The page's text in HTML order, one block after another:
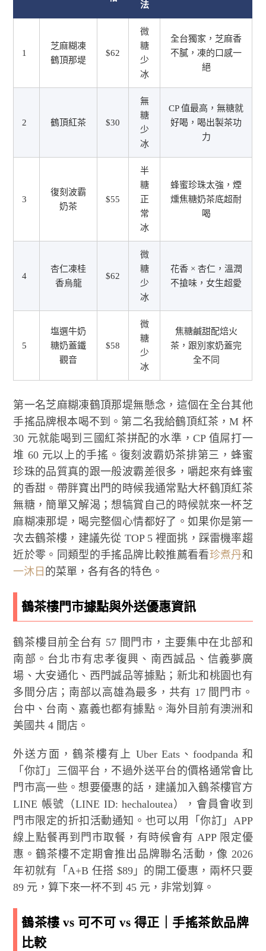
法
1
芝麻糊凍
鶴頂那堤
$62
微
糖
少
冰
全台獨家，芝麻香
不膩，凍的口感一
絕
2 鶴頂紅茶 $30
無
糖
少
冰
CP 值最高，無糖就
好喝，喝出製茶功
力
3
復刻波霸
奶茶
$55
半
糖
正
常
冰
蜂蜜珍珠太強，煙
燻焦糖奶茶底超耐
喝
4
杏仁凍桂
香烏龍
$62
微
糖
少
冰
花香 × 杏仁，溫潤
不搶味，女生超愛
5
塩選牛奶
糖奶蓋鐵
觀音
$58
微
糖
少
冰
焦糖鹹甜配焙火
茶，跟別家奶蓋完
全不同
第一名芝麻糊凍鶴頂那堤無懸念，這個在全台其他
手搖品牌根本喝不到。第二名我給鶴頂紅茶，M 杯
30 元就能喝到三國紅茶拼配的水準，CP 值屌打一
堆 60 元以上的手搖。復刻波霸奶茶排第三，蜂蜜
珍珠的品質真的跟一般波霸差很多，嚼起來有蜂蜜
的香甜。帶胖寶出門的時候我通常點大杯鶴頂紅茶
無糖，簡單又解渴；想犒賞自己的時候就來一杯芝
麻糊凍那堤，喝完整個心情都好了。如果你是第一
次去鶴茶樓，建議先從 TOP 5 裡面挑，踩雷機率趨
近於零。同類型的手搖品牌比較推薦看看珍煮丹和
一沐日 的菜單，各有各的特色。
鶴茶樓門市據點與外送優惠資訊
鶴茶樓目前全台有 57 間門市，主要集中在北部和
南部。台北市有忠孝復興、南西誠品、信義夢廣
場、大安通化、西門誠品等據點；新北和桃園也有
多間分店；南部以高雄為最多，共有 17 間門市。
台中、台南、嘉義也都有據點。海外目前有澳洲和
美國共 4 間店。
外送方面，鶴茶樓有上 Uber Eats、foodpanda 和
「你訂」三個平台，不過外送平台的價格通常會比
門市高一些。想要優惠的話，建議加入鶴茶樓官方
LINE 帳號（LINE ID: hechaloutea），會員會收到
門市限定的折扣活動通知。也可以用「你訂」APP
線上點餐再到門市取餐，有時候會有 APP 限定優
惠。鶴茶樓不定期會推出品牌聯名活動，像 2026
年初就有「A+B 任搭 $89」的開工優惠，兩杯只要
89 元，算下來一杯不到 45 元，非常划算。
鶴茶樓 vs 可不可 vs 得正｜手搖茶飲品牌
比較